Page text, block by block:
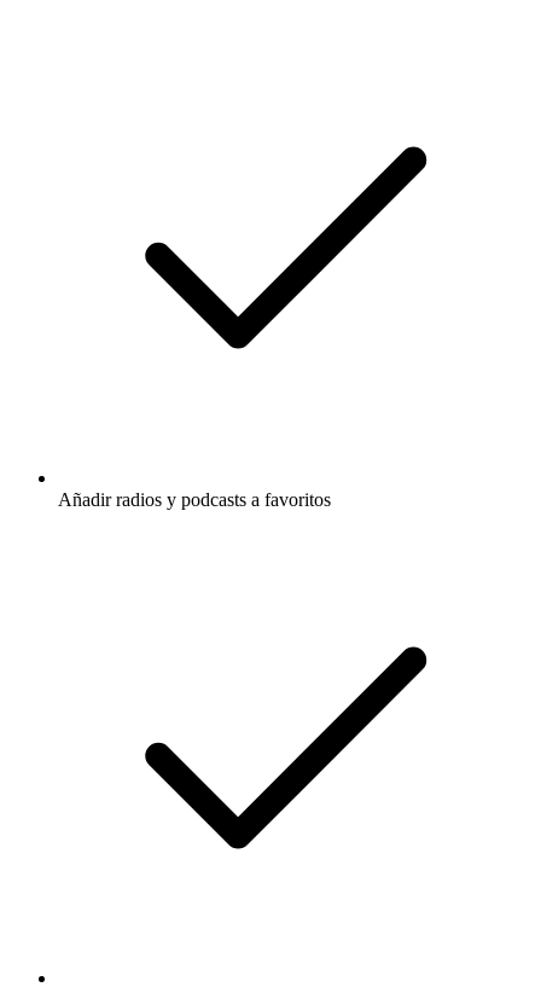
Añadir radios y podcasts a favoritos